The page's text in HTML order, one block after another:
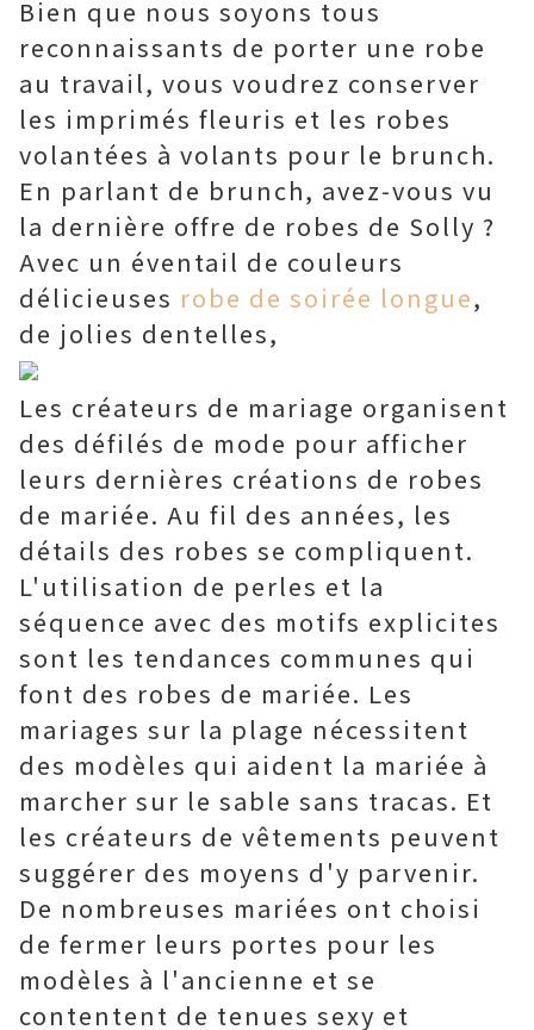
Bien que nous soyons tous
reconnaissants de porter une robe
au travail, vous voudrez conserver
les imprimés fleuris et les robes
volantées à volants pour le brunch.
En parlant de brunch, avez-vous vu
la dernière offre de robes de Solly ?
Avec un éventail de couleurs
délicieuses robe de soirée longue,
de jolies dentelles,
Les créateurs de mariage organisent
des défilés de mode pour afficher
leurs dernières créations de robes
de mariée. Au fil des années, les
détails des robes se compliquent.
L'utilisation de perles et la
séquence avec des motifs explicites
sont les tendances communes qui
font des robes de mariée. Les
mariages sur la plage nécessitent
des modèles qui aident la mariée à
marcher sur le sable sans tracas. Et
les créateurs de vêtements peuvent
suggérer des moyens d'y parvenir.
De nombreuses mariées ont choisi
de fermer leurs portes pour les
modèles à l'ancienne et se
contentent de tenues sexy et